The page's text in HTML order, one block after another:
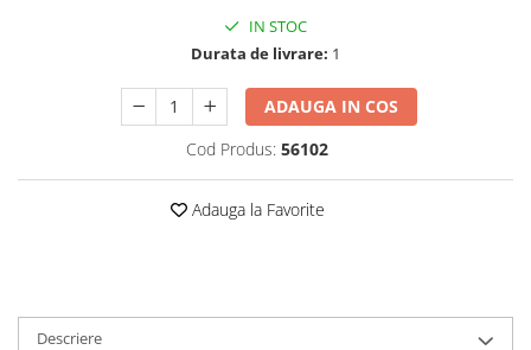
IN STOC
Durata de livrare: 1
ADAUGA IN COS
Cod Produs: 56102
Adauga la Favorite
Descriere